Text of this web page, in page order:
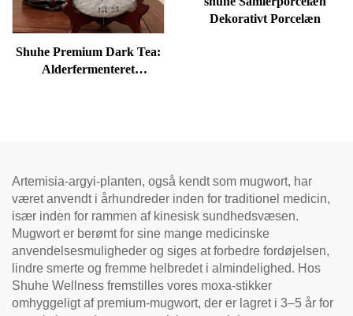
Shuhe Premium Dark Tea:
Alderfermenteret
Dekorativt Porcelæn
Artemisia-argyi-planten, også kendt som mugwort, har
været anvendt i århundreder inden for traditionel medicin,
især inden for rammen af kinesisk sundhedsvæsen.
Mugwort er berømt for sine mange medicinske
anvendelsesmuligheder og siges at forbedre fordøjelsen,
lindre smerte og fremme helbredet i almindelighed. Hos
Shuhe Wellness fremstilles vores moxa-stikker
omhyggeligt af premium-mugwort, der er lagret i 3–5 år for